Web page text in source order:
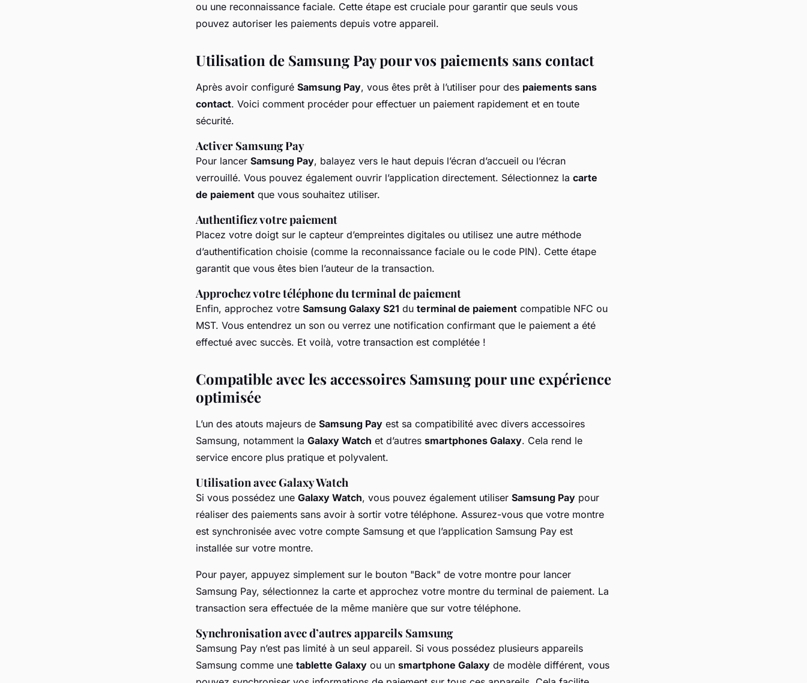
ou une reconnaissance faciale. Cette étape est cruciale pour garantir que seuls vous
pouvez autoriser les paiements depuis votre appareil.
Utilisation de Samsung Pay pour vos paiements sans contact
Après avoir configuré Samsung Pay, vous êtes prêt à l’utiliser pour des paiements sans
contact. Voici comment procéder pour effectuer un paiement rapidement et en toute
sécurité.
Activer Samsung Pay
Pour lancer Samsung Pay, balayez vers le haut depuis l’écran d’accueil ou l’écran
verrouillé. Vous pouvez également ouvrir l’application directement. Sélectionnez la carte
de paiement que vous souhaitez utiliser.
Authentifiez votre paiement
Placez votre doigt sur le capteur d’empreintes digitales ou utilisez une autre méthode
d’authentification choisie (comme la reconnaissance faciale ou le code PIN). Cette étape
garantit que vous êtes bien l’auteur de la transaction.
Approchez votre téléphone du terminal de paiement
Enfin, approchez votre Samsung Galaxy S21 du terminal de paiement compatible NFC ou
MST. Vous entendrez un son ou verrez une notification confirmant que le paiement a été
effectué avec succès. Et voilà, votre transaction est complétée !
Compatible avec les accessoires Samsung pour une expérience
optimisée
L’un des atouts majeurs de Samsung Pay est sa compatibilité avec divers accessoires
Samsung, notamment la Galaxy Watch et d’autres smartphones Galaxy. Cela rend le
service encore plus pratique et polyvalent.
Utilisation avec Galaxy Watch
Si vous possédez une Galaxy Watch, vous pouvez également utiliser Samsung Pay pour
réaliser des paiements sans avoir à sortir votre téléphone. Assurez-vous que votre montre
est synchronisée avec votre compte Samsung et que l’application Samsung Pay est
installée sur votre montre.
Pour payer, appuyez simplement sur le bouton "Back" de votre montre pour lancer
Samsung Pay, sélectionnez la carte et approchez votre montre du terminal de paiement. La
transaction sera effectuée de la même manière que sur votre téléphone.
Synchronisation avec d’autres appareils Samsung
Samsung Pay n’est pas limité à un seul appareil. Si vous possédez plusieurs appareils
Samsung comme une tablette Galaxy ou un smartphone Galaxy de modèle différent, vous